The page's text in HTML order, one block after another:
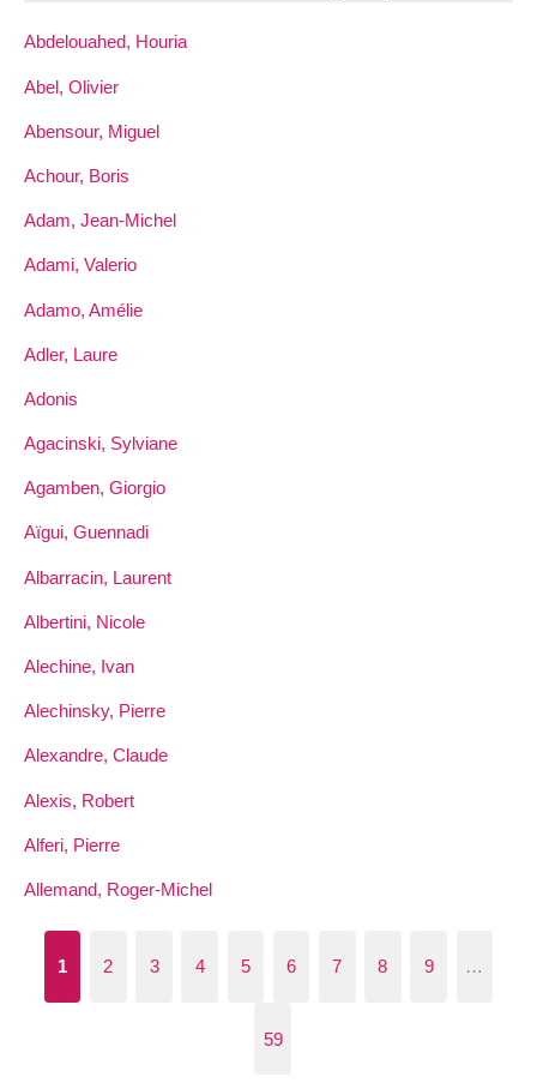
Abdelouahed, Houria
Abel, Olivier
Abensour, Miguel
Achour, Boris
Adam, Jean-Michel
Adami, Valerio
Adamo, Amélie
Adler, Laure
Adonis
Agacinski, Sylviane
Agamben, Giorgio
Aïgui, Guennadi
Albarracin, Laurent
Albertini, Nicole
Alechine, Ivan
Alechinsky, Pierre
Alexandre, Claude
Alexis, Robert
Alferi, Pierre
Allemand, Roger-Michel
1 2 3 4 5 6 7 8 9 …
59